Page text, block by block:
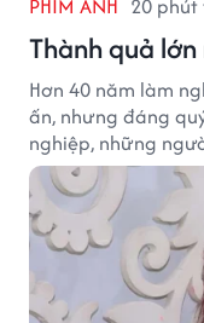
PHIM ẢNH 20
Thành quả
Hơn 40 năm làm
ấn, nhưng đáng
nghiệp, những
nghệ thuật.